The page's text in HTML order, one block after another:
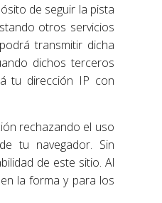
de seguir la pista
otros servicios
transmitir dicha
dichos terceros
tu dirección IP con
rechazando el uso
tu navegador. Sin
de este sitio. Al
la forma y para los